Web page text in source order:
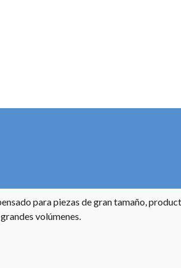
para piezas de gran tamaño,
volúmenes.